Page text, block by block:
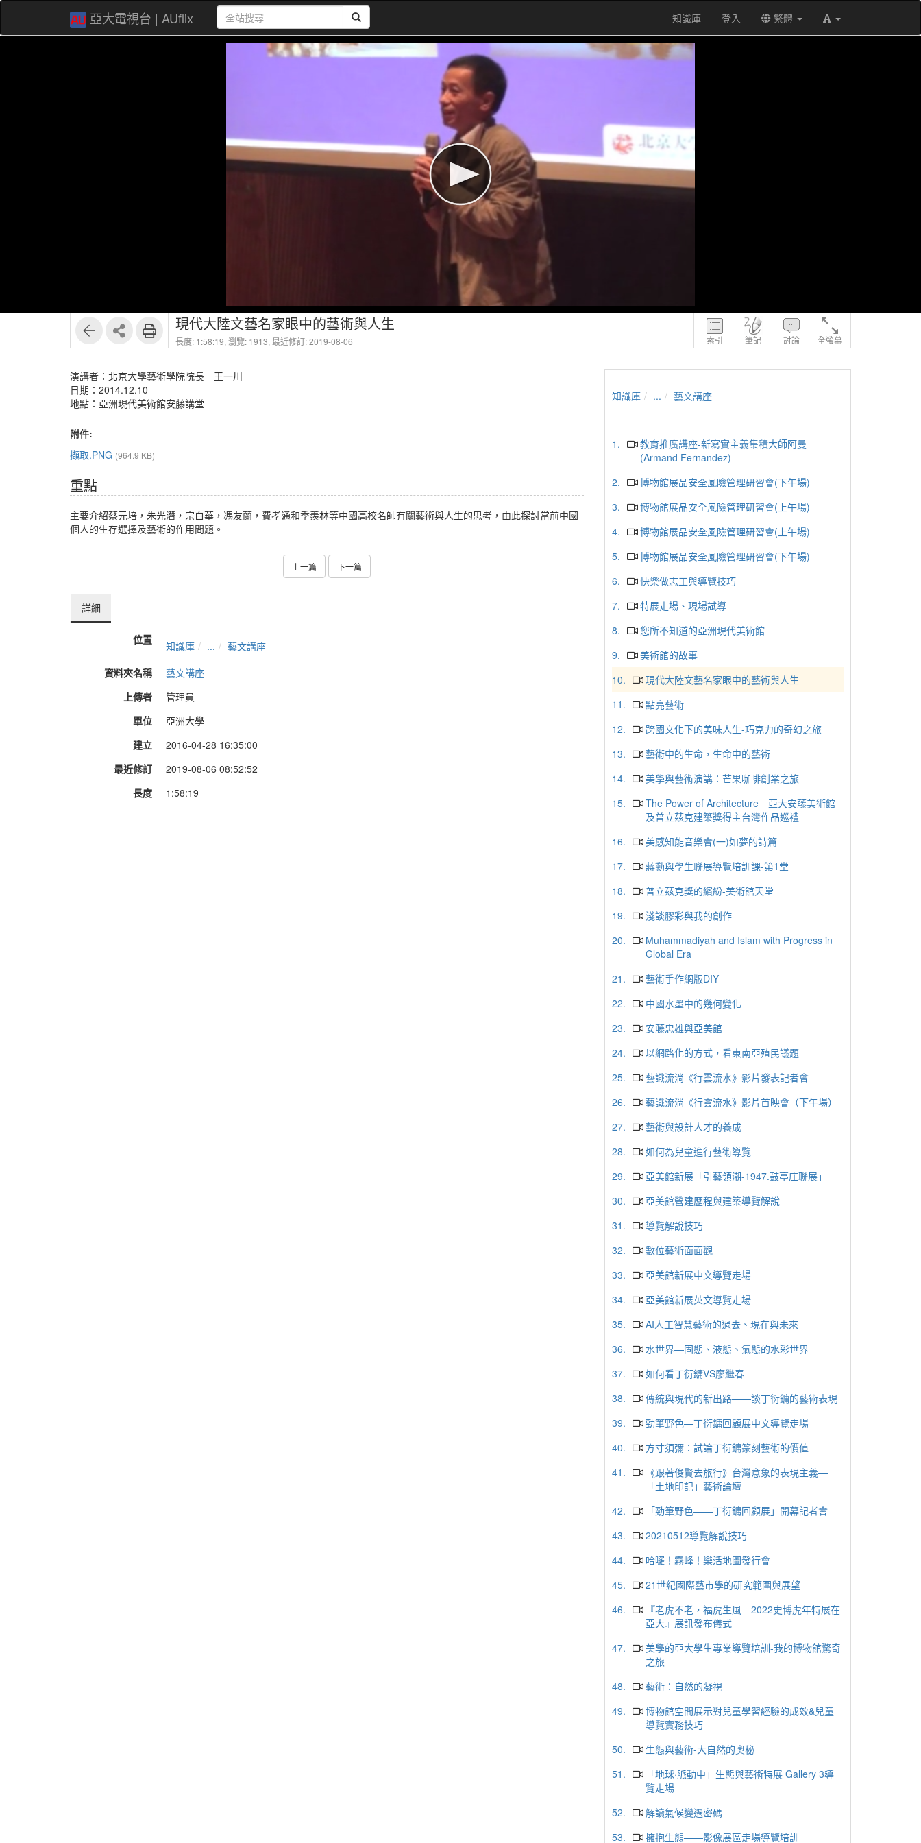
亞大電視台 | AUflix 知識庫 登入 繁體
索引 筆記 討論 全螢幕
現代大陸文藝名家眼中的藝術與人生
長度: 1:58:19, 瀏覽: 1913, 最近修訂: 2019-08-06
演講者：北京大學藝術學院院長 王一川
日期：2014.12.10
地點：亞洲現代美術館安藤講堂
附件:
擷取.PNG (964.9 KB)
重點
主要介紹蔡元培，朱光潛，宗白華，馮友蘭，費孝通和季羨林等中國高校名師有關藝術與人生的思考，由此探討當前中國
個人的生存選擇及藝術的作用問題。
上一篇 下一篇
詳細
位置 知識庫 ...
藝文講座
資料夾名稱
藝文講座
上傳者
管理員
單位
亞洲大學
建立
2016-04-28 16:35:00
最近修訂
2019-08-06 08:52:52
長度
1:58:19
知識庫 ... 藝文講座
1.
教育推廣講座-新寫實主義集積大師阿曼
(Armand Fernandez)
2.
博物館展品安全風險管理研習會(下午場)
3.
博物館展品安全風險管理研習會(上午場)
4.
博物館展品安全風險管理研習會(上午場)
5.
博物館展品安全風險管理研習會(下午場)
6.
快樂做志工與導覽技巧
7.
特展走場、現場試導
8.
您所不知道的亞洲現代美術館
9.
美術館的故事
10.
現代大陸文藝名家眼中的藝術與人生
11.
點亮藝術
12.
跨國文化下的美味人生-巧克力的奇幻之旅
13.
藝術中的生命，生命中的藝術
14.
美學與藝術演講：芒果咖啡創業之旅
15.
The Power of Architecture－亞大安藤美術館
及普立茲克建築獎得主台灣作品巡禮
16.
美感知能音樂會(一)如夢的詩篇
17.
蔣勳與學生聯展導覽培訓課-第1堂
18.
普立茲克獎的繽紛-美術館天堂
19.
淺談膠彩與我的創作
20.
Muhammadiyah and Islam with Progress in
Global Era
21.
藝術手作網版DIY
22.
中國水墨中的幾何變化
23.
安藤忠雄與亞美館
24.
以網路化的方式，看東南亞殖民議題
25.
藝識流淌《行雲流水》影片發表記者會
26.
藝識流淌《行雲流水》影片首映會（下午場）
27.
藝術與設計人才的養成
28.
如何為兒童進行藝術導覽
29.
亞美館新展「引藝領潮-1947.鼓亭庄聯展」
30.
亞美館營建歷程與建築導覽解說
31.
導覽解說技巧
32.
數位藝術面面觀
33.
亞美館新展中文導覽走場
34.
亞美館新展英文導覽走場
35.
AI人工智慧藝術的過去、現在與未來
36.
水世界—固態、液態、氣態的水彩世界
37.
如何看丁衍鏞VS廖繼春
38.
傳統與現代的新出路——談丁衍鏞的藝術表現
39.
勁筆野色—丁衍鏞回顧展中文導覽走場
40.
方寸須彌：試論丁衍鏞篆刻藝術的價值
41.
《跟著俊賢去旅行》台灣意象的表現主義—
「土地印記」藝術論壇
42.
「勁筆野色——丁衍鏞回顧展」開幕記者會
43.
20210512導覽解說技巧
44.
哈囉！霧峰！樂活地圖發行會
45.
21世紀國際藝市學的研究範圍與展望
46.
『老虎不老，福虎生風—2022史博虎年特展在
亞大』展訊發布儀式
47.
美學的亞大學生專業導覽培訓-我的博物館驚奇
之旅
48.
藝術：自然的凝視
49.
博物館空間展示對兒童學習經驗的成效&兒童
導覽實務技巧
50.
生態與藝術-大自然的奧秘
51.
「地球·脈動中」生態與藝術特展 Gallery 3導
覽走場
52.
解讀氣候變遷密碼
53.
擁抱生態——影像展區走場導覽培訓